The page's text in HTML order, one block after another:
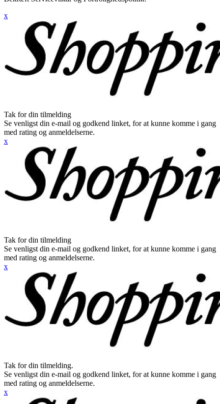
x
Tak for din tilmelding
Se venligst din e-mail og godkend linket, for at kunne komme i gang
med rating og anmeldelserne.
x
Tak for din tilmelding
Se venligst din e-mail og godkend linket, for at kunne komme i gang
med rating og anmeldelserne.
x
Tak for din tilmelding.
Se venligst din e-mail og godkend linket, for at kunne komme i gang
med rating og anmeldelserne.
x